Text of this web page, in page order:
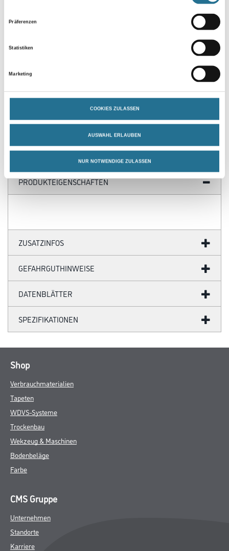
Präferenzen
Statistiken
Marketing
COOKIES ZULASSEN
AUSWAHL ERLAUBEN
NUR NOTWENDIGE ZULASSEN
PRODUKTEIGENSCHAFTEN
ZUSATZINFOS
GEFAHRGUTHINWEISE
DATENBLÄTTER
SPEZIFIKATIONEN
Shop
Verbrauchmaterialien
Tapeten
WDVS-Systeme
Trockenbau
Wekzeug & Maschinen
Bodenbeläge
Farbe
CMS Gruppe
Unternehmen
Standorte
Karriere